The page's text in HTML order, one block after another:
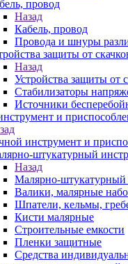
провод
Назад
Кабель, провод
Провода и шнуры
защиты от
Назад
Устройства защиты от
Стабилизаторы
Источники
и
инструмент и
штукатурный
Назад
Малярно-штукатурный
Валики, малярные
Шпатели, кельмы,
Кисти малярные
Строительные емкости
Пленки защитные
Средства